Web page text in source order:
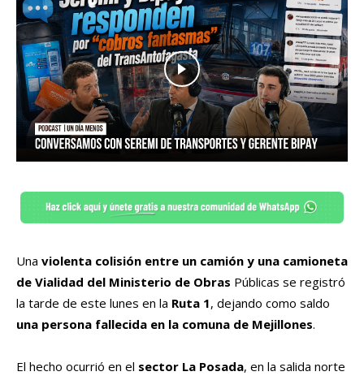
Una violenta colisión entre un camión y una camioneta
de Vialidad del Ministerio de Obras Públicas se registró
la tarde de este lunes en la Ruta 1, dejando como saldo
una persona fallecida en la comuna de Mejillones.
El hecho ocurrió en el sector La Posada, en la salida norte